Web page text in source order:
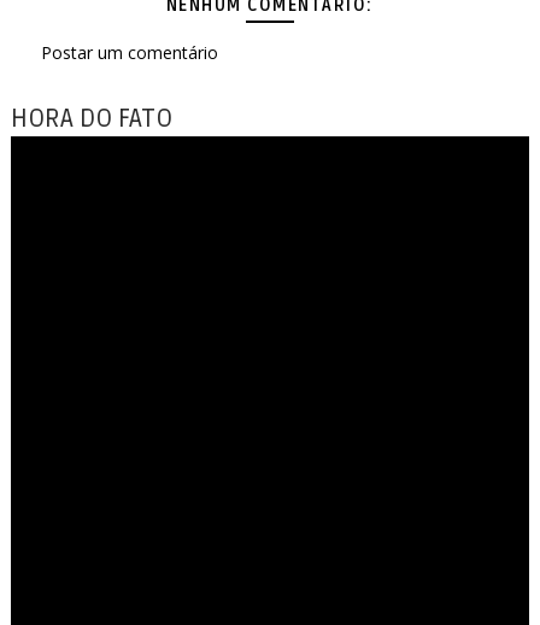
NENHUM COMENTÁRIO:
Postar um comentário
HORA DO FATO